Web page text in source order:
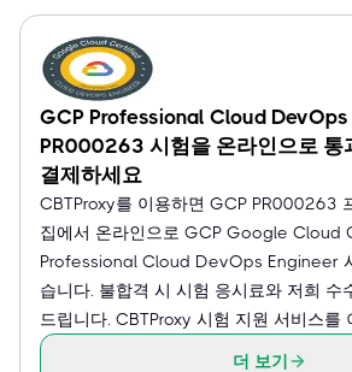
GCP Professional Cloud DevOps
PR000263 시험을 온라인으로 통
결제하세요
CBTProxy를 이용하면 GCP PR000263
집에서 온라인으로 GCP Google Cloud
Professional Cloud DevOps Engineer
습니다. 불합격 시 시험 응시료와 저희 수
드립니다. CBTProxy 시험 지원 서비스를
더 보기